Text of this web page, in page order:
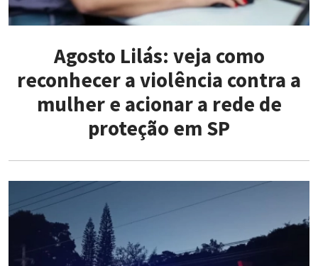
Agosto Lilás: veja como
reconhecer a violência contra a
mulher e acionar a rede de
proteção em SP